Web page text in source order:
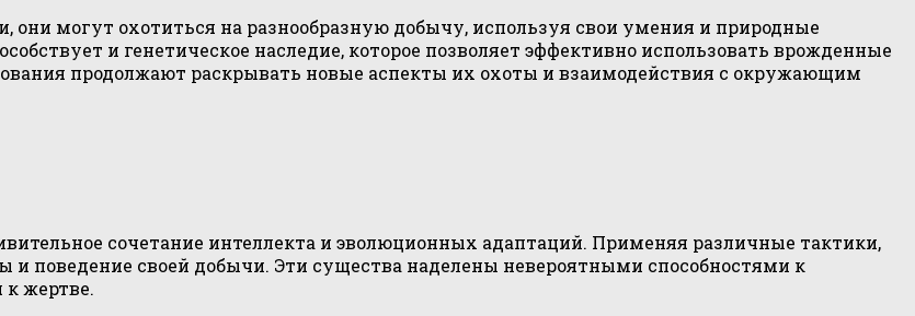
они могут охотиться на разнообразную добычу, используя свои умения и природные
и генетическое наследие, которое позволяет эффективно использовать врожденные
продолжают раскрывать новые аспекты их охоты и взаимодействия с окружающим
сочетание интеллекта и эволюционных адаптаций. Применяя различные тактики,
поведение своей добычи. Эти существа наделены невероятными способностями к
жертве.